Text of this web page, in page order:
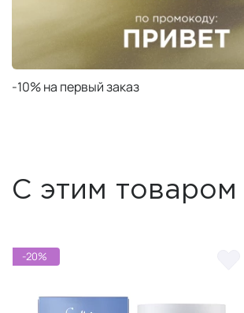
Подарок при заказе от 30 000 ₽
С этим
-20%